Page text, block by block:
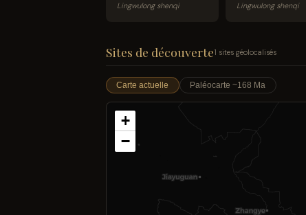
Lingwulong shenqi Lingwulong shenqi
Sites de découverte1 sites géolocalisés
Carte actuelle Paléocarte ~168 Ma
+
−